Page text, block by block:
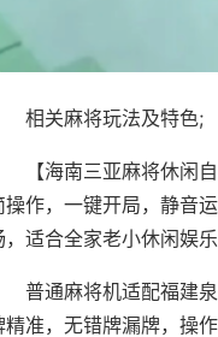
相关麻将玩法及特色;
【海南三亚麻将休闲
操作，一键开局，静音
，适合全家老小休闲娱乐
普通麻将机适配福建
精准，无错牌漏牌，操